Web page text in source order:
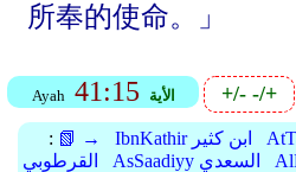
所奉的使命。」
Ayah 41:15 الأية +/--/+
: 📗 → IbnKathir ابن كثير
القرطوبي
AsSaadiyy السعدي